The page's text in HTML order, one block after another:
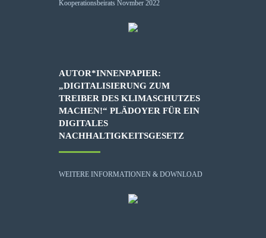
AUTOR*INNENPAPIER:
„DIGITALISIERUNG ZUM
TREIBER DES KLIMASCHUTZES
MACHEN!“ PLÄDOYER FÜR EIN
DIGITALES
NACHHALTIGKEITSGESETZ
WEITERE INFORMATIONEN & DOWNLOAD